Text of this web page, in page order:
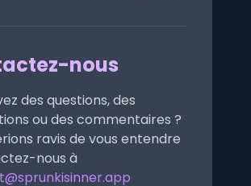
nous
des questions, des
ou des commentaires ?
ravis de vous entendre
nous à